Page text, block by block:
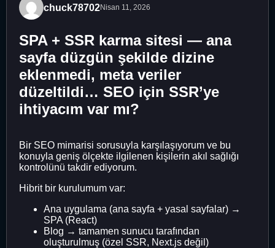
chuck78702Nisan 11, 2026
SPA + SSR karma sitesi — ana
sayfa düzgün şekilde dizine
eklenmedi, meta veriler
düzeltildi… SEO için SSR’ye
ihtiyacım var mı?
Bir SEO mimarisi sorusuyla karşılaşıyorum ve bu
konuyla geniş ölçekte ilgilenen kişilerin akıl sağlığı
kontrolünü takdir ediyorum.
Hibrit bir kurulumum var:
Ana uygulama (ana sayfa + yasal sayfalar) →
SPA (React)
Blog → tamamen sunucu tarafından
oluşturulmuş (özel SSR, Next.js değil)